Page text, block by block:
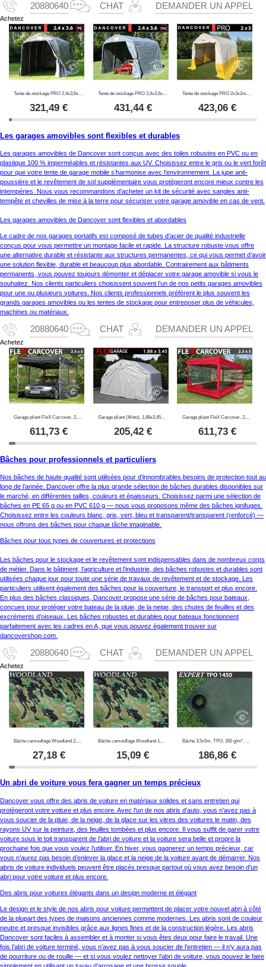
20880640 CHAT DEMANDER UN APPEL
Achetez
Tente de stockage PRO 2,4x3,6x2,34m PE, Gris
321,49 €
Tente de stockage PRO 2,4x3,6x2,34m PVC, Gris
431,44€
Tente de stockage PRO 2x3x2m, PVC, blanc/jaune, retardateur de flammes
423,06€
Les garages amovibles sont flexibles et durables
Les garages amovibles de Dancover sont conçus avec des toiles robustes en PVC ou en
plastique 100 % imperméables et résistantes aux UV. Choisissez entre le gris ou le vert forêt
pour que votre tente de garage mobile s’harmonise avec l’environnement. La jupe anti-
poussière et le revêtement de sol supplémentaire vous protègeront encore mieux contre les
intempéries. Nous vous recommandons d’acheter un kit de sécurité avec sangles anti-
tempête et chevilles de mise à la terre pour sécuriser votre garage amovible en cas de vent.
Les garages amovibles de Dancover sont flexibles et abordables
Le cadre de nos garages portatifs est composé de tubes d’acier de qualité industrielle
conçus pour vous permettre un montage facile et rapide. La structure robuste vous offre
une alternative durable et résistante aux structures permanentes, ce qui vous permet d’avoir
une solution flexible, durable et beaucoup plus abordable. Contrairement aux bâtiments
permanents, vous pouvez toujours démonter et déplacer votre garage amovible si vous le
souhaitez. Nos clients particuliers choisissent souvent l’un de nos petits garages amovibles
pour une ou plusieurs voitures. Nos clients professionnels préfèrent le plus souvent les
grands garages amovibles ou les tentes de stockage pour entreposer plus de véhicules,
machines ou matériaux.
20880640 CHAT DEMANDER UN APPEL
Achetez
Garage pliant FleX Carcover, 2,5x5m, Noir
611,73 €
Garage pliant (Moto), 1,88x3,45x1,9m, Gris
205,42€
Garage pliant FleX Carcover, 2,5x5m, Rouge
611,73€
Bâches pour professionnels et particuliers
Nos bâches de haute qualité sont utilisées pour d’innombrables besoins de protection tout au
long de l’année. Dancover offre la plus grande sélection de bâches durables disponibles sur
le marché, en différentes tailles, couleurs et épaisseurs. Choisissez parmi une sélection de
bâches en PE 65 g ou en PVC 610 g — nous vous proposons même des bâches ignifuges.
Choisissez entre les couleurs blanc, gris, vert, bleu et transparent/transparent (renforcé) —
nous offrons des bâches pour chaque tâche imaginable.
Bâches pour tous types de couvertures et protections
Les bâches pour le stockage et le revêtement sont indispensables dans de nombreux corps
de métier. Dans le bâtiment, l’agriculture et l’industrie, des bâches robustes et durables sont
utilisées chaque jour pour toute une série de travaux de revêtement et de stockage. Les
particuliers utilisent également des bâches pour la couverture, le transport et plus encore.
En plus des bâches classiques, Dancover propose une série de bâches pour bateaux,
conçues pour protéger votre bateau de la pluie, de la neige, des chutes de feuilles et des
excréments d’oiseaux. Les bâches robustes et durables pour bateaux fonctionnent
parfaitement avec les cadres en A, que vous pouvez également trouver sur
dancovershop.com.
20880640 CHAT DEMANDER UN APPEL
Achetez
Bâche camouflage Woodland 2,85x4m, 100g/m²
27,18€
Bâche camouflage Woodland 1,9x3m, 100g/m²
15,09 €
Bâche 3,5x5m, TPO, 350 g/m², Vert
186,86€
Un abri de voiture vous fera gagner un temps précieux
Dancover vous offre des abris de voiture en matériaux solides et sans entretien qui
protègeront votre voiture et plus encore. Avec l’un de nos abris d’auto, vous n’avez pas à
vous soucier de la pluie, de la neige, de la glace sur les vitres des voitures le matin, des
rayons UV sur la peinture, des feuilles tombées et plus encore. Il vous suffit de garer votre
voiture sous le toit transparent de l’abri de voiture et la voiture sera belle et propre la
prochaine fois que vous voulez l’utiliser. En hiver, vous gagnerez un temps précieux, car
vous n’aurez pas besoin d’enlever la glace et la neige de la voiture avant de démarrer. Nos
abris de voiture individuels peuvent être placés presque partout où vous avez besoin d’un
abri pour votre voiture et plus encore.
Des abris pour voitures élégants dans un design moderne et élégant
Le design et le style de nos abris pour voiture permettent de placer votre nouvel abri à côté
de la plupart des types de maisons anciennes comme modernes. Les abris sont de couleur
neutre et presque invisibles grâce aux lignes fines et de la construction légère. Les abris
Dancover sont faciles à assembler et à monter si vous êtes deux pour faire le travail. Une
fois l’abri de voiture terminé, vous n’avez pas à vous soucier de l’entretien — il n’y aura pas
de pourriture ou de rouille — et si vous voulez nettoyer l’abri de voiture, vous pouvez le faire